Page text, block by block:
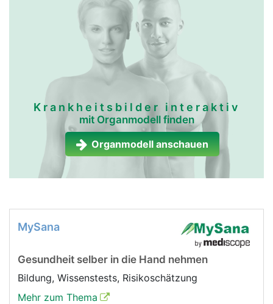
Krankheitsbilder interaktiv
mit Organmodell finden
Organmodell anschauen
MySana
Gesundheit selber in die Hand nehmen
Bildung, Wissenstests, Risikoschätzung
Mehr zum Thema